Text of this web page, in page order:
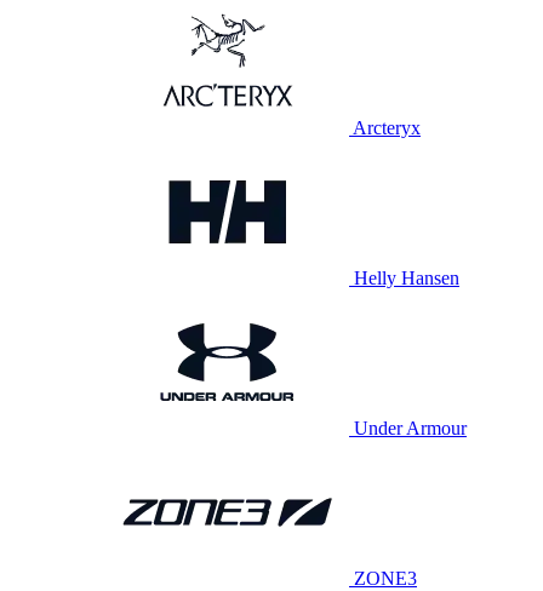
Arcteryx
Helly Hansen
Under Armour
ZONE3